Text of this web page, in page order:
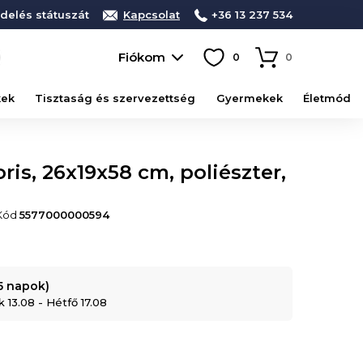
státuszát Kapcsolat +36 13 237 534
Fiókom 0 0
Tisztaság és szervezettség Gyermekek Életmód
26x19x58 cm, poliészter,
5577000000594
napok)
- Hétfő 17.08